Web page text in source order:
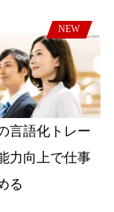
NEW
言語化トレー
力向上で仕事
る